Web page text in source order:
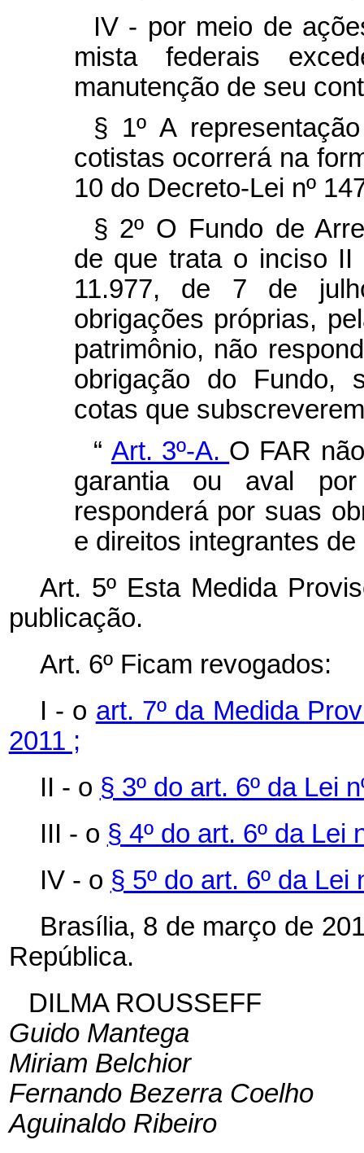
IV - por meio de
mista federais
manutenção de seu
§ 1º A
cotistas ocorrerá na
10 do Decreto-Lei nº
§ 2º O Fundo de
de que trata o inciso
11.977, de 7 de
obrigações próprias,
patrimônio, não
obrigação do Fundo,
cotas que
“ Art. 3º-A. O FAR
garantia ou aval
responderá por suas
e direitos integrantes
Art. 5º Esta Medida
publicação.
Art. 6º Ficam revogados:
I - o art. 7º da Medida
2011 ;
II - o § 3º do art. 6º da Lei
III - o § 4º do art. 6º da
IV - o § 5º do art. 6º da
Brasília, 8 de março de
República.
DILMA ROUSSEFF
Guido Mantega
Miriam Belchior
Fernando Bezerra Coelho
Aguinaldo Ribeiro